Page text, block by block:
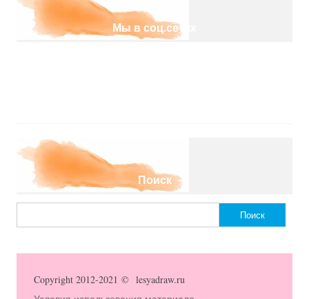
Мы в соц.сетях
Поиск
Copyright 2012-2021 © lesyadraw.ru